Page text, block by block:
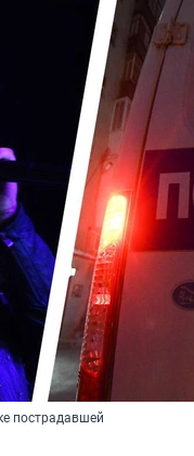
пострадавшей